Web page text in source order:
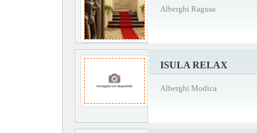
Alberghi Ragusa
ISULA RELAX
Alberghi Modica